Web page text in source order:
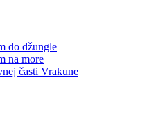
do džungle
na more
časti Vrakune